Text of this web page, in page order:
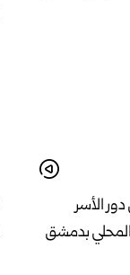
الأسر
بدمشق